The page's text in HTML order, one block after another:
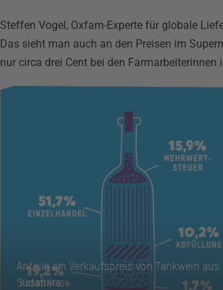
Steffen Vogel, Oxfam-Experte für globale
Das sieht man auch an den Preisen im
nur circa drei Cent bei den Farmarbeiterinnen
Anteile am Verkaufspreis von Tankwein aus
Südafrika.